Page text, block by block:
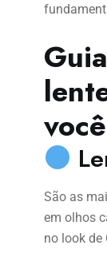
São as
em olhos
no look de